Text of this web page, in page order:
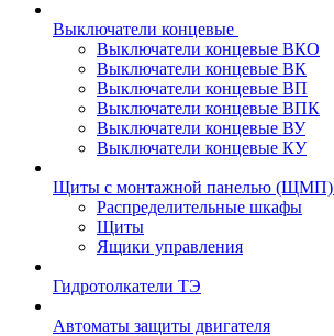
Выключатели концевые
Выключатели концевые ВКО
Выключатели концевые ВК
Выключатели концевые ВП
Выключатели концевые ВПК
Выключатели концевые ВУ
Выключатели концевые КУ
Щиты с монтажной панелью (ЩМП)
Распределительные шкафы
Щиты
Ящики управления
Гидротолкатели ТЭ
Автоматы защиты двигателя